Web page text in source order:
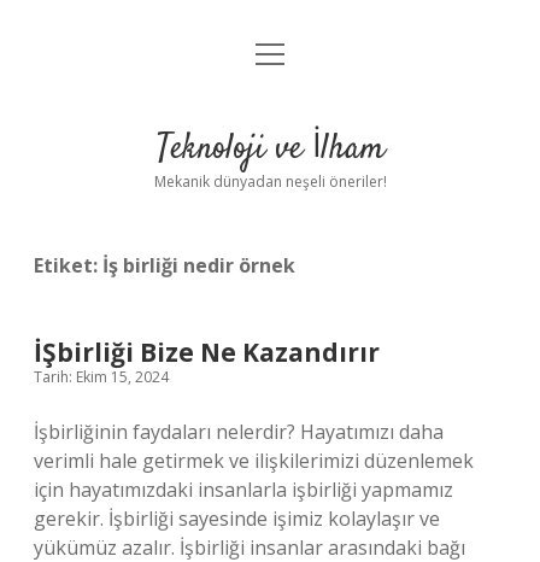
Anasayfa
Yasal Uyarı
menüyü
Teknoloji ve İlham
Mekanik dünyadan neşeli öneriler!
Etiket: İş birliği nedir örnek
İŞbirliği Bize Ne Kazandırır
Tarih: Ekim 15, 2024
İşbirliğinin faydaları nelerdir? Hayatımızı daha
verimli hale getirmek ve ilişkilerimizi düzenlemek
için hayatımızdaki insanlarla işbirliği yapmamız
gerekir. İşbirliği sayesinde işimiz kolaylaşır ve
yükümüz azalır. İşbirliği insanlar arasındaki bağı